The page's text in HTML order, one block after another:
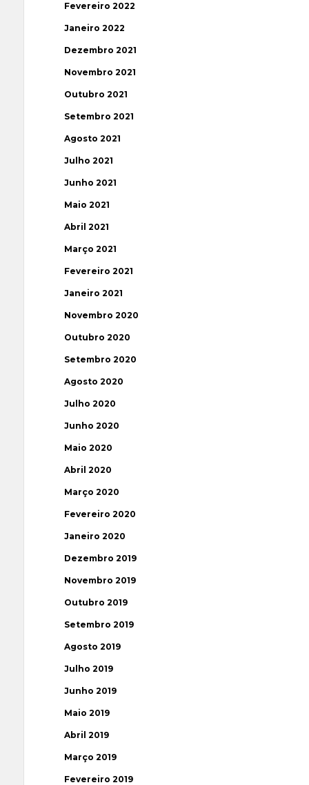
Fevereiro 2022
Janeiro 2022
Dezembro 2021
Novembro 2021
Outubro 2021
Setembro 2021
Agosto 2021
Julho 2021
Junho 2021
Maio 2021
Abril 2021
Março 2021
Fevereiro 2021
Janeiro 2021
Novembro 2020
Outubro 2020
Setembro 2020
Agosto 2020
Julho 2020
Junho 2020
Maio 2020
Abril 2020
Março 2020
Fevereiro 2020
Janeiro 2020
Dezembro 2019
Novembro 2019
Outubro 2019
Setembro 2019
Agosto 2019
Julho 2019
Junho 2019
Maio 2019
Abril 2019
Março 2019
Fevereiro 2019